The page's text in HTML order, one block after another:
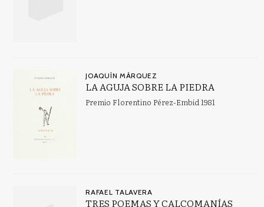
JOAQUÍN MÁRQUEZ
LA AGUJA SOBRE LA PIEDRA
Premio Florentino Pérez-Embid 1981
RAFAEL TALAVERA
TRES POEMAS Y CALCOMANÍAS